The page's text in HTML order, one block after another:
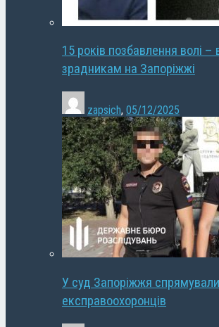
15 років позбавлення волі –
зрадникам на Запоріжжі
zapsich, 05/12/2025
У суд Запоріжжя
експравоохоронців